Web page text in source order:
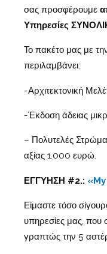
σας προσφέρουμε
Υπηρεσίες
Το πακέτο μας με
περιλαμβάνει:
-Αρχιτεκτονική
-Έκδοση άδειας
– Πολυτελές Στρώμα
αξίας 1.000 ευρώ.
ΕΓΓΥΗΣΗ #2.:
Είμαστε τόσο
υπηρεσίες μας,
γραπτώς την 5